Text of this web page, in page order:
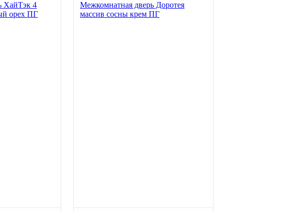
ХайТэк 4
орех ПГ
Межкомнатная дверь Доротея
массив сосны крем ПГ